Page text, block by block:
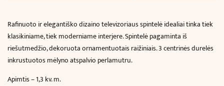
Rafinuoto ir elegantiško dizaino televizoriaus spintelė idealiai tinka tiek
klasikiniame, tiek moderniame interjere. Spintelė pagaminta iš
riešutmedžio, dekoruota ornamentuotais raižiniais. 3 centrinės durelės
inkrustuotos mėlyno atspalvio perlamutru.
Apimtis – 1,3 kv. m.